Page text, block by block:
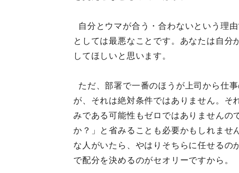
自分とウマが合う・合わないという理
としては最悪なことです。あなたは自分
してほしいと思います。
ただ、部署で一番のほうが上司から仕
が、それは絶対条件ではありません。そ
みである可能性もゼロではありませんの
か？」と省みることも必要かもしれませ
な人がいたら、やはりそちらに任せるの
で配分を決めるのがセオリーですから。